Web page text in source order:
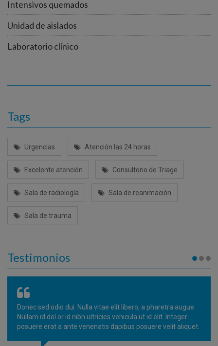
Intensivos quemados
Unidad de aislados
Laboratorio clínico
Tags
Urgencias Atención las 24 horas
Excelente atención Consultorio de Triage
Sala de radiología Sala de reanimación
Sala de trauma
Testimonios
Donec sed odio dui. Nulla vitae elit libero, a pharetra augue.
Nullam id dol or id nibh ultricies vehicula ut id elit. Integer
posuere erat a ante venenatis dapibus posuere velit aliquet.